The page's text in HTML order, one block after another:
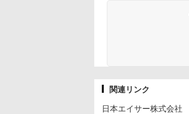
関連リンク
日本エイサー株式会社